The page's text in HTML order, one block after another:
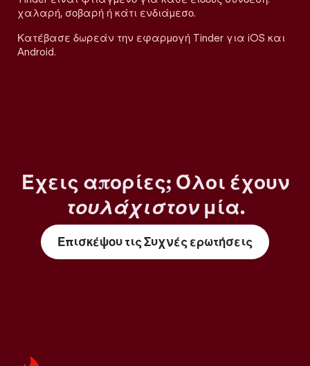
χαλαρή, σοβαρή ή κάτι ενδιάμεσο.
Κατέβασε δωρεάν την εφαρμογή Tinder για iOS και
Android.
Έχεις απορίες; Όλοι έχουν
τουλάχιστονμία.
Επισκέψου τις Συχνές ερωτήσεις